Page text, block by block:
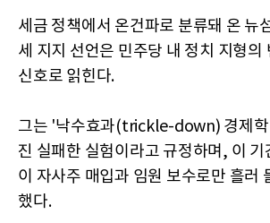
세금 정책에서 온건파로 분류돼 온 뉴
세 지지 선언은 민주당 내 정치 지형의
신호로 읽힌다.
그는 '낙수효과(trickle-down) 경제학
진 실패한 실험이라고 규정하며, 이 기
이 자사주 매입과 임원 보수로만 흘러
했다.